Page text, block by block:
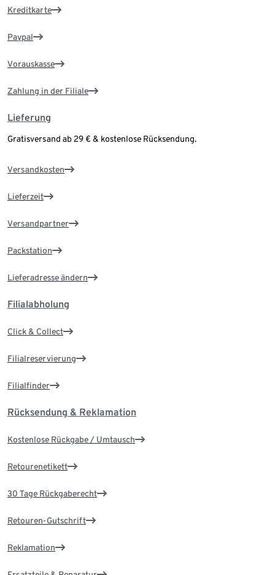
Kreditkarte
Paypal
Vorauskasse
Zahlung in der Filiale
Lieferung
Gratisversand ab 29 € & kostenlose Rücksendung.
Versandkosten
Lieferzeit
Versandpartner
Packstation
Lieferadresse ändern
Filialabholung
Click & Collect
Filialreservierung
Filialfinder
Rücksendung & Reklamation
Kostenlose Rückgabe / Umtausch
Retourenetikett
30 Tage Rückgaberecht
Retouren-Gutschrift
Reklamation